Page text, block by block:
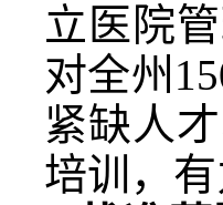
立医院
对全州
紧缺人
培训，